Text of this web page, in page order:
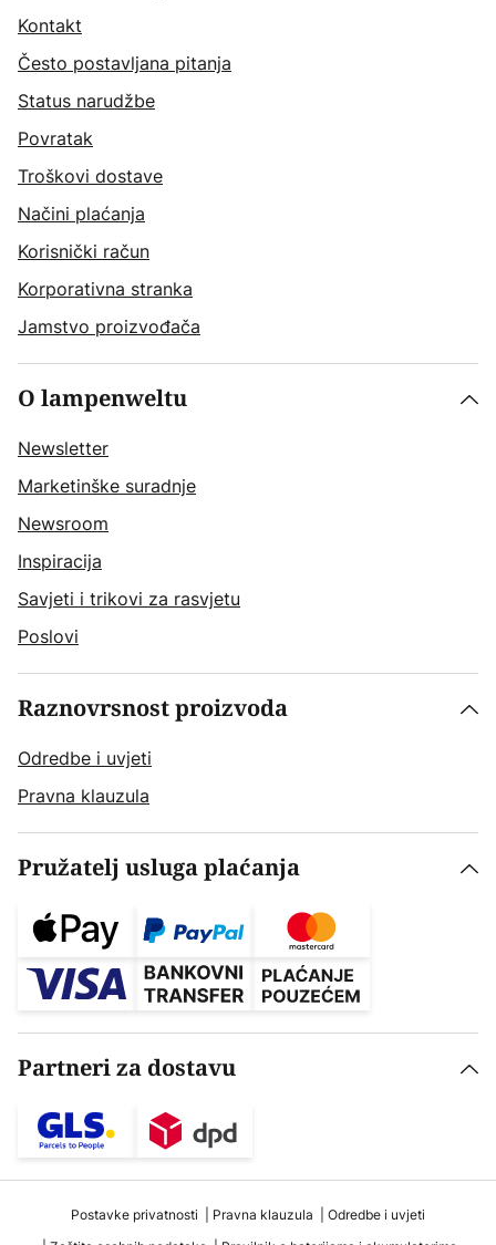
Kontakt
Često postavljana pitanja
Status narudžbe
Povratak
Troškovi dostave
Načini plaćanja
Korisnički račun
Korporativna stranka
Jamstvo proizvođača
O lampenweltu
Newsletter
Marketinške suradnje
Newsroom
Inspiracija
Savjeti i trikovi za rasvjetu
Poslovi
Raznovrsnost proizvoda
Odredbe i uvjeti
Pravna klauzula
Pružatelj usluga plaćanja
Partneri za dostavu
Postavke privatnosti Pravna klauzula
Odredbe i uvjeti